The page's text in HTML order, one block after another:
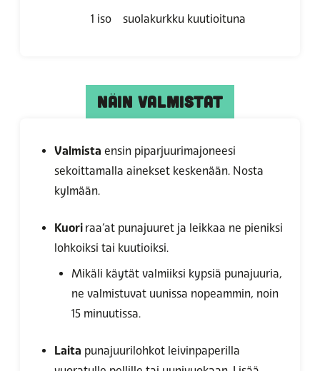
1 iso suolakurkku kuutioituna
NÄIN VALMISTAT
Valmista ensin piparjuurimajoneesi
sekoittamalla ainekset keskenään. Nosta
kylmään.
Kuori raa’at punajuuret ja leikkaa ne pieniksi
lohkoiksi tai kuutioiksi.
Mikäli käytät valmiiksi kypsiä punajuuria,
ne valmistuvat uunissa nopeammin, noin
15 minuutissa.
Laita punajuurilohkot leivinpaperilla